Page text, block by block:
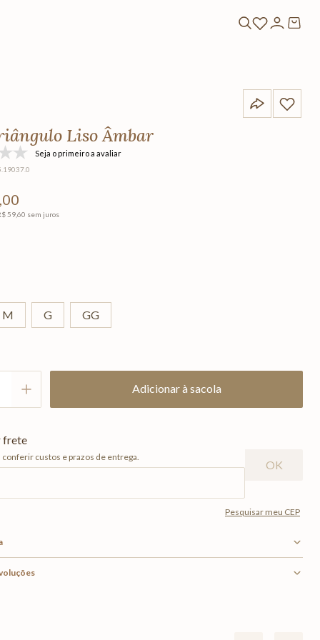
Liso Âmbar
Seja o primeiro a avaliar
,00
59,60 sem juros
M G GG
Adicionar à sacola